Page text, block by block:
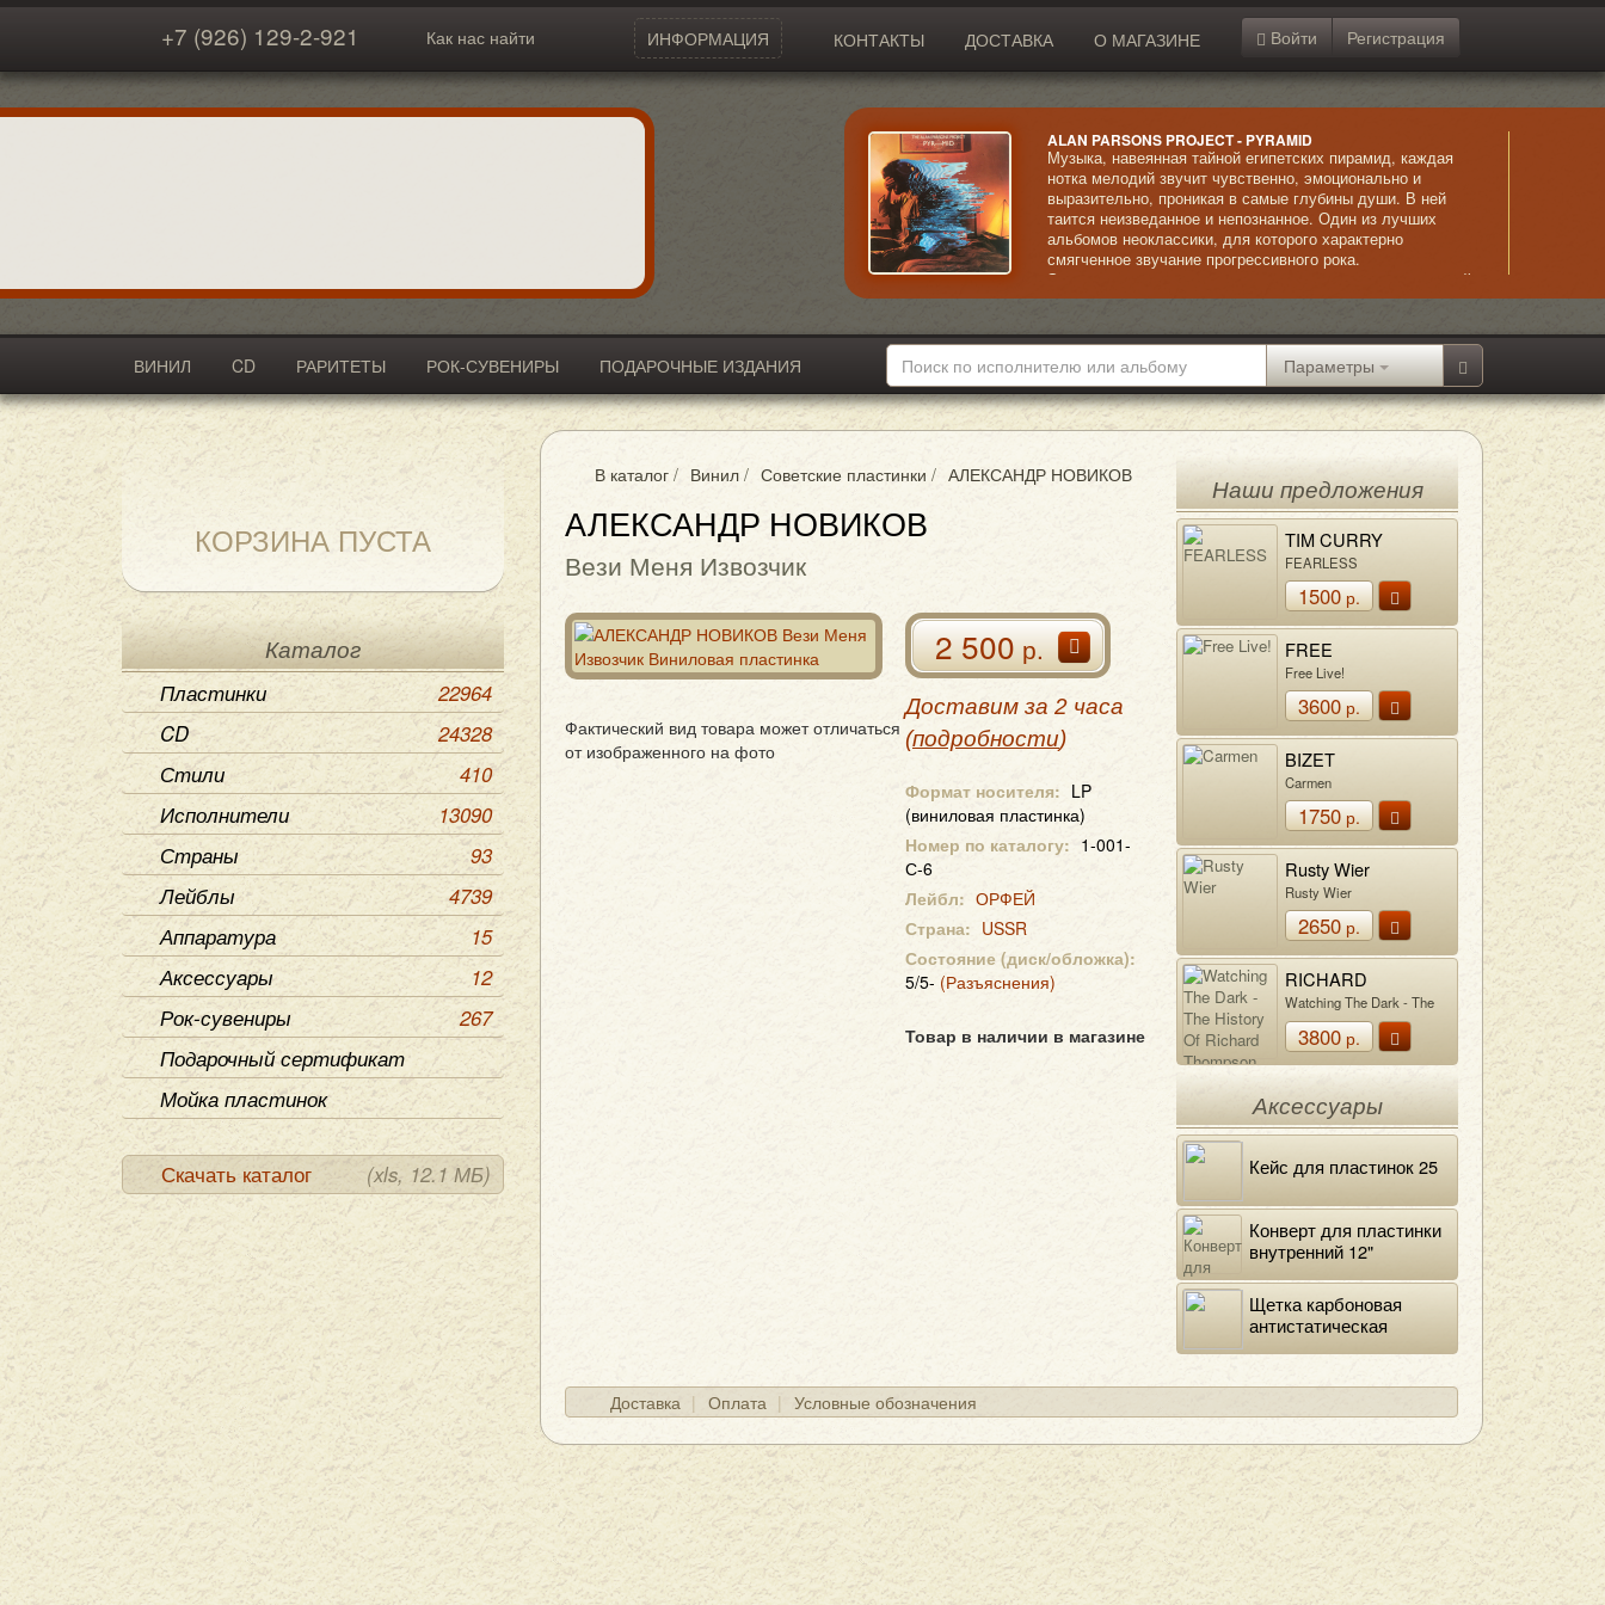
+7 (926) 129-2-921 Как нас найти ИНФОРМАЦИЯ КОНТАКТЫ ДОСТАВКА О МАГАЗИНЕ Войти Регистрация
ALAN PARSONS PROJECT - PYRAMID
Музыка, навеянная тайной египетских пирамид, каждая
нотка мелодий звучит чувственно, эмоционально и
выразительно, проникая в самые глубины души. В ней
таится неизведанное и непознанное. Один из лучших
альбомов неоклассики, для которого характерно
смягченное звучание прогрессивного рока.
Экстраординарное исполнение сочетается с невыразимой
красотой композиций и безупречно звучащим вокалом.
ВИНИЛ CD РАРИТЕТЫ РОК-СУВЕНИРЫ
ПОДАРОЧНЫЕ ИЗДАНИЯ
АКСЕССУАРЫ
Параметры
КОРЗИНА ПУСТА
Каталог
Пластинки
22964
CD
24328
Стили
410
Исполнители
13090
Страны
93
Лейблы
4739
Аппаратура
15
Аксессуары
12
Рок-сувениры
267
Подарочный сертификат
Мойка пластинок
Скачать каталог (xls, 12.1 МБ)
В каталог / Винил / Советские пластинки / АЛЕКСАНДР НОВИКОВ
АЛЕКСАНДР НОВИКОВ
Вези Меня Извозчик
Фактический вид товара может отличаться
от изображенного на фото
2 500р.
Доставим за 2 часа
(подробности)
Формат носителя: LP
(виниловая пластинка)
Номер по каталогу: 1-001-
С-6
Лейбл: ОРФЕЙ
Страна: USSR
Состояние (диск/обложка):
5/5- (Разъяснения)
Товар в наличии в магазине
Наши предложения
TIM CURRY
FEARLESS
1500р.
FREE
Free Live!
3600р.
BIZET
Carmen
1750р.
Rusty Wier
Rusty Wier
2650р.
RICHARD
THOMPSON
Watching The Dark - The
History Of Richard
Thompson
3800р.
Аксессуары
Кейс для пластинок 25
Конверт для пластинки
внутренний 12"
Щетка карбоновая
антистатическая
Доставка Оплата Условные обозначения